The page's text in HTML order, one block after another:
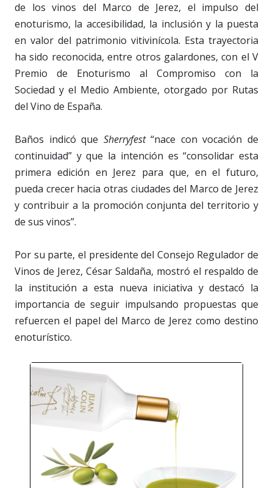
de los vinos del Marco de Jerez, el impulso del
enoturismo, la accesibilidad, la inclusión y la puesta
en valor del patrimonio vitivinícola. Esta trayectoria
ha sido reconocida, entre otros galardones, con el V
Premio de Enoturismo al Compromiso con la
Sociedad y el Medio Ambiente, otorgado por Rutas
del Vino de España.
Baños indicó que Sherryfest“nace con vocación de
continuidad” y que la intención es “consolidar esta
primera edición en Jerez para que, en el futuro,
pueda crecer hacia otras ciudades del Marco de Jerez
y contribuir a la promoción conjunta del territorio y
de sus vinos”.
Por su parte, el presidente del Consejo Regulador de
Vinos de Jerez, César Saldaña, mostró el respaldo de
la institución a esta nueva iniciativa y destacó la
importancia de seguir impulsando propuestas que
refuercen el papel del Marco de Jerez como destino
enoturístico.